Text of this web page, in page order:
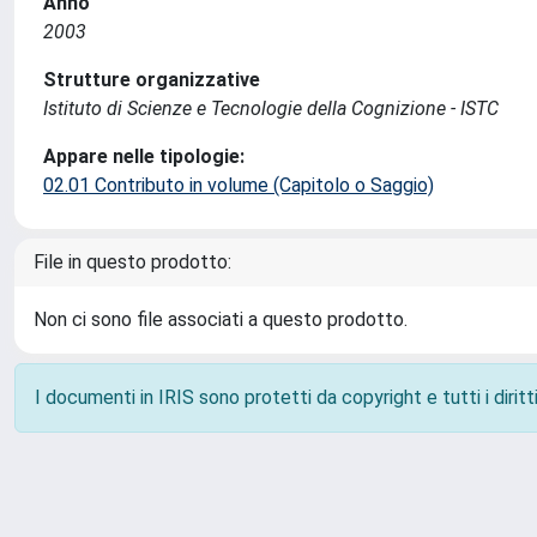
2003
Strutture organizzative
Istituto di Scienze e Tecnologie della Cognizione - ISTC
Appare nelle tipologie:
02.01 Contributo in volume (Capitolo o Saggio)
File in questo prodotto:
Non ci sono file associati a questo prodotto.
I documenti in IRIS sono protetti da copyright e tutti i